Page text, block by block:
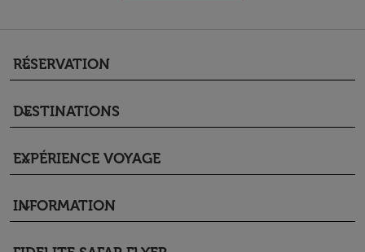
RÉSERVATION
keyboard_arrow_down
DESTINATIONS
keyboard_arrow_down
EXPÉRIENCE VOYAGE
keyboard_arrow_down
INFORMATION
keyboard_arrow_down